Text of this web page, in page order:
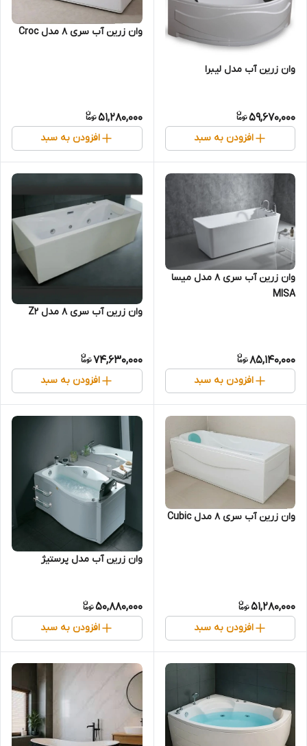
وان زرین آب مدل لیبرا
59,670,000
افزودن به سبد
وان زرین آب سری 8 مدل Croc
51,280,000
افزودن به سبد
وان زرین آب سری 8 مدل میسا
MISA
85,140,000
افزودن به سبد
وان زرین آب سری 8 مدل Z2
74,630,000
افزودن به سبد
وان زرین آب سری 8 مدل Cubic
51,280,000
افزودن به سبد
وان زرین آب مدل پرستیژ
50,880,000
افزودن به سبد